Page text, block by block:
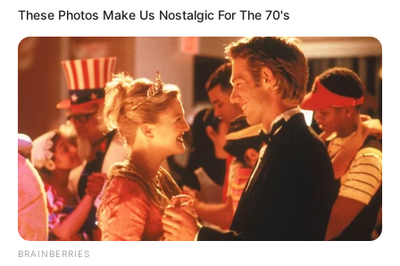
propiedades expectorantes ayudan a
descongestionar las vías respiratorias.
Favorece la
saludbucal: Su acción
antimicrobiana combate bacterias que
causan mal aliento y enfermedades
dentales.
Mejora la circulación sanguínea : Ayuda
a prevenir la formación de coágulos.
Calma dolores menstruales
aliviar los síntomas del síndrome
premenstrual.
Acelera la cicatrización
These Photos Make Us Nostalgic For The 70's
BRAINBERRIES